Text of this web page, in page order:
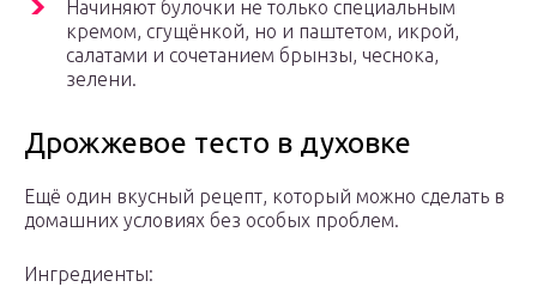
Начиняют булочки не только специальным
кремом, сгущёнкой, но и паштетом, икрой,
салатами и сочетанием брынзы, чеснока,
зелени.
Дрожжевое тесто в духовке
Ещё один вкусный рецепт, который можно сделать в
домашних условиях без особых проблем.
Ингредиенты: